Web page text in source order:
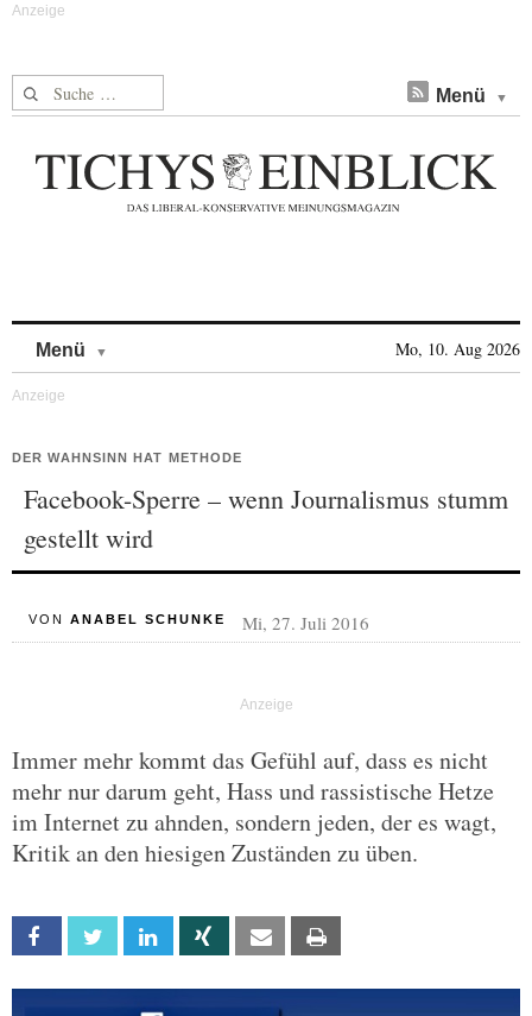
Suche nach: Menü
Menü Mo, 10. Aug 2026
DER WAHNSINN HAT METHODE
Facebook-Sperre – wenn Journalismus stumm
gestellt wird
VON ANABEL SCHUNKE Mi, 27. Juli 2016
Immer mehr kommt das Gefühl auf, dass es nicht
mehr nur darum geht, Hass und rassistische Hetze
im Internet zu ahnden, sondern jeden, der es wagt,
Kritik an den hiesigen Zuständen zu üben.
Facebook Twitter Linkedin Xing Email